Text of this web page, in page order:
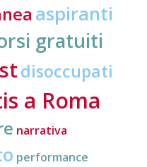
aspiranti
gratuiti
disoccupati
a Roma
narrativa
performance